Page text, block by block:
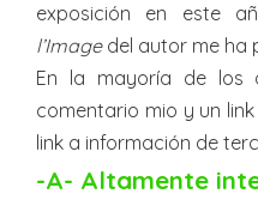
exposición en este
l’Imagedel autor me ha
En la mayoría de los
comentario mio y un
link a información de
-A- Altamente